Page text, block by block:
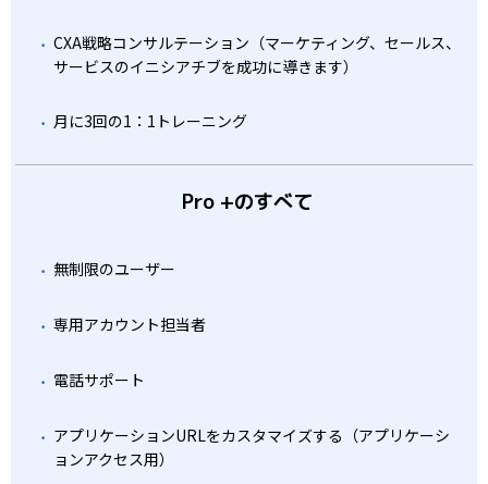
CXA戦略コンサルテーション（マーケティング、セールス、
サービスのイニシアチブを成功に導きます）
月に3回の1：1トレーニング
Pro +のすべて
無制限のユーザー
専用アカウント担当者
電話サポート
アプリケーションURLをカスタマイズする（アプリケーシ
ョンアクセス用）